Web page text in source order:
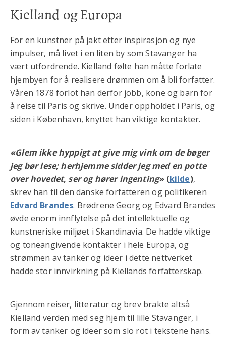
Kielland og Europa
For en kunstner på jakt etter inspirasjon og nye
impulser, må livet i en liten by som Stavanger ha
vært utfordrende. Kielland følte han måtte forlate
hjembyen for å realisere drømmen om å bli forfatter.
Våren 1878 forlot han derfor jobb, kone og barn for
å reise til Paris og skrive. Under oppholdet i Paris, og
siden i København, knyttet han viktige kontakter.
«Glem ikke hyppigt at give mig vink om de bøger
jeg bør lese; herhjemme sidder jeg med en potte
over hovedet, ser og hører ingenting» (kilde),
skrev han til den danske forfatteren og politikeren
Edvard Brandes. Brødrene Georg og Edvard Brandes
øvde enorm innflytelse på det intellektuelle og
kunstneriske miljøet i Skandinavia. De hadde viktige
og toneangivende kontakter i hele Europa, og
strømmen av tanker og ideer i dette nettverket
hadde stor innvirkning på Kiellands forfatterskap.
Gjennom reiser, litteratur og brev brakte altså
Kielland verden med seg hjem til lille Stavanger, i
form av tanker og ideer som slo rot i tekstene hans.